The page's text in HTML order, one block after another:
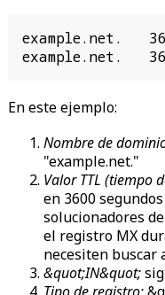
example.net.
example.net.
En este ejemplo:
Nombre de
"example.net."
Valor TTL (tiempo
en 3600
solucionadores
el registro MX
necesiten buscar
&quot;IN&quot;